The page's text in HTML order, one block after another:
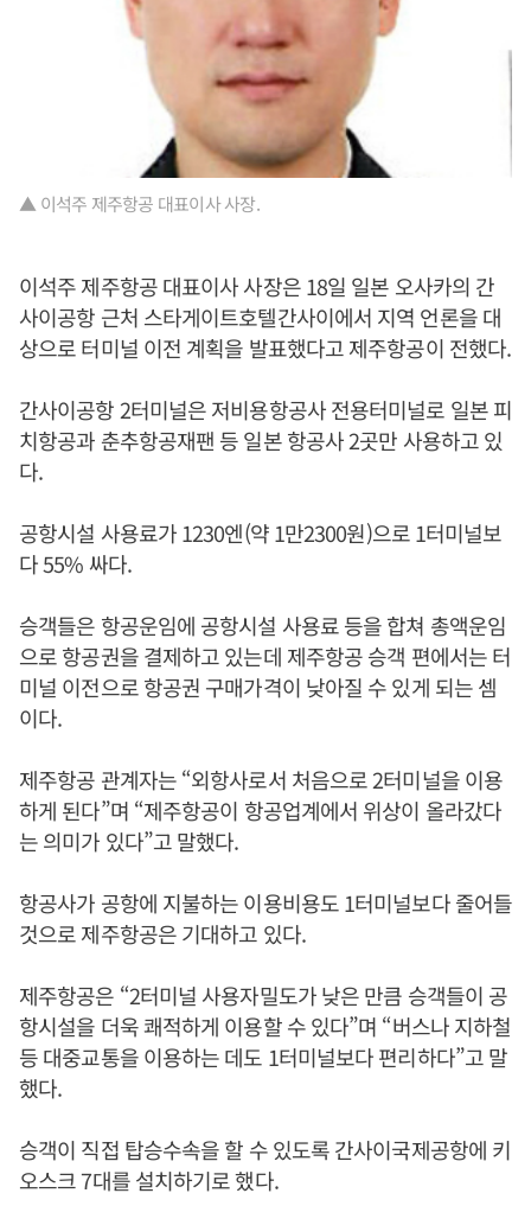
▲ 이석주 제주항공 대표이사 사장.
이석주 제주항공 대표이사 사장은 18일 일본 오사카의 간
사이공항 근처 스타게이트호텔간사이에서 지역 언론을 대
상으로 터미널 이전 계획을 발표했다고 제주항공이 전했다.
간사이공항 2터미널은 저비용항공사 전용터미널로 일본 피
치항공과 춘추항공재팬 등 일본 항공사 2곳만 사용하고 있
다.
공항시설 사용료가 1230엔(약 1만2300원)으로 1터미널보
다 55% 싸다.
승객들은 항공운임에 공항시설 사용료 등을 합쳐 총액운임
으로 항공권을 결제하고 있는데 제주항공 승객 편에서는 터
미널 이전으로 항공권 구매가격이 낮아질 수 있게 되는 셈
이다.
제주항공 관계자는 “외항사로서 처음으로 2터미널을 이용
하게 된다”며 “제주항공이 항공업계에서 위상이 올라갔다
는 의미가 있다”고 말했다.
항공사가 공항에 지불하는 이용비용도 1터미널보다 줄어들
것으로 제주항공은 기대하고 있다.
제주항공은 “2터미널 사용자밀도가 낮은 만큼 승객들이 공
항시설을 더욱 쾌적하게 이용할 수 있다”며 “버스나 지하철
등 대중교통을 이용하는 데도 1터미널보다 편리하다”고 말
했다.
승객이 직접 탑승수속을 할 수 있도록 간사이국제공항에 키
오스크 7대를 설치하기로 했다.